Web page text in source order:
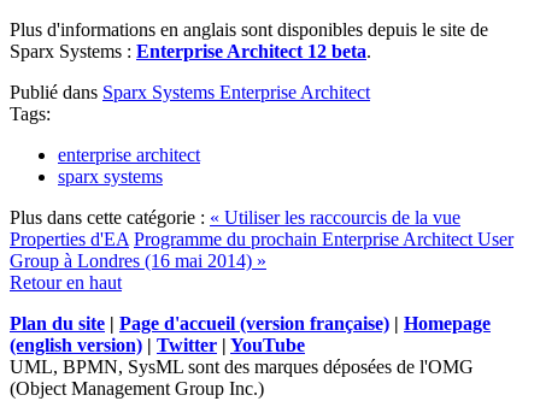
Plus d'informations en anglais sont disponibles depuis le site de
Sparx Systems : Enterprise Architect 12 beta.
Publié dans Sparx Systems Enterprise Architect
Tags:
enterprise architect
sparx systems
Plus dans cette catégorie : « Utiliser les raccourcis de la vue
Properties d'EA Programme du prochain Enterprise Architect User
Group à Londres (16 mai 2014) »
Retour en haut
Plan du site | Page d'accueil (version française) | Homepage
(english version) | Twitter | YouTube
UML, BPMN, SysML sont des marques déposées de l'OMG
(Object Management Group Inc.)